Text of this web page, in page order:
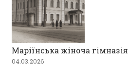
Маріїнська жіноча
04.03.2026